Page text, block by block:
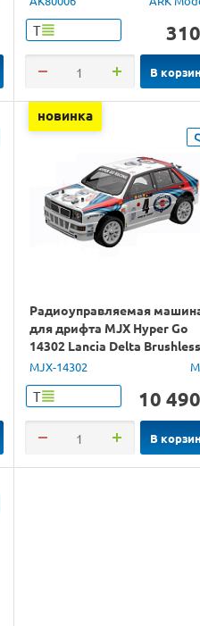
Т 310
В
новинка
Радиоуправляемая
для дрифта MJX Hyper Go
14302 Lancia Delta Brushless
4WD 2.4G LED 1/14 RTR
MJX-14302
Т 10 490
В